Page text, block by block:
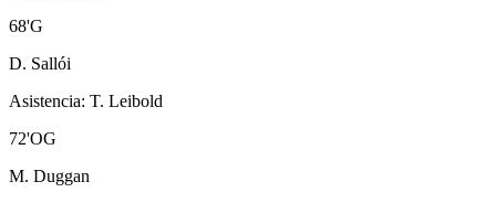
68'G
D. Sallói
Asistencia: T. Leibold
72'OG
M. Duggan